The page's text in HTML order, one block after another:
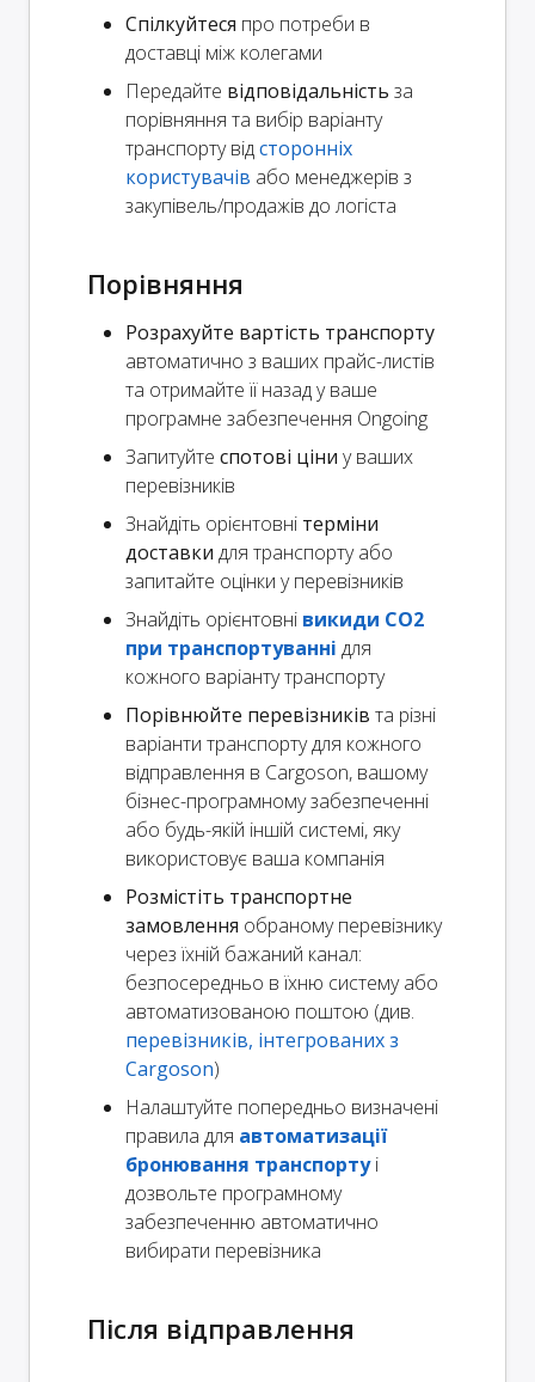
Спілкуйтеся про потреби в
доставці між колегами
Передайте відповідальність за
порівняння та вибір варіанту
транспорту відсторонніх
користувачів або менеджерів з
закупівель/продажів до логіста
Порівняння
Розрахуйте вартість транспорту
автоматично з ваших прайс-листів
та отримайте її назад у ваше
програмне забезпечення Ongoing
Запитуйте спотові ціни у ваших
перевізників
Знайдіть орієнтовні терміни
доставки для транспорту або
запитайте оцінки у перевізників
Знайдіть орієнтовні викиди CO2
при транспортуванні для
кожного варіанту транспорту
Порівнюйте перевізників та різні
варіанти транспорту для кожного
відправлення в Cargoson, вашому
бізнес-програмному забезпеченні
або будь-якій іншій системі, яку
використовує ваша компанія
Розмістіть транспортне
замовлення обраному перевізнику
через їхній бажаний канал:
безпосередньо в їхню систему або
автоматизованою поштою (див.
перевізників, інтегрованих з
Cargoson)
Налаштуйте попередньо визначені
правила для автоматизації
бронювання транспортуі
дозвольте програмному
забезпеченню автоматично
вибирати перевізника
Після відправлення